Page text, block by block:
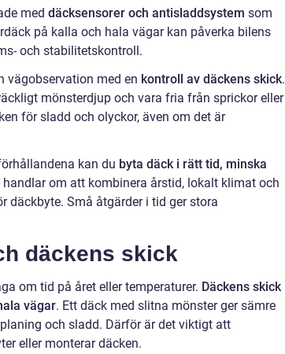
med däcksensorer och antisladdsystem som
på kalla och hala vägar kan påverka bilens
och stabilitetskontroll.
vägobservation med en kontroll av däckens skick.
mönsterdjup och vara fria från sprickor eller
för sladd och olyckor, även om det är
kan du byta däck i rätt tid, minska
handlar om att kombinera årstid, lokalt klimat och
Små åtgärder i tid ger stora
däckens skick
om tid på året eller temperaturer. Däckens skick
vägar. Ett däck med slitna mönster ger sämre
och sladd. Därför är det viktigt att
eller monterar däcken.